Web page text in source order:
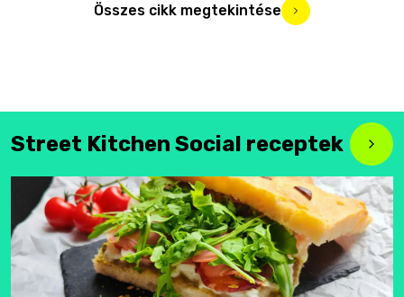
Összes cikk megtekintése
Street Kitchen Social receptek